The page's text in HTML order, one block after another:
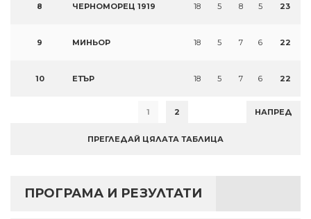
8 ЧЕРНОМОРЕЦ 1919 18 5 8 5 23
9 МИНЬОР 18 5 7 6 22
10 ЕТЪР 18 5 7 6 22
1 2 НАПРЕД
ПРЕГЛЕДАЙ ЦЯЛАТА ТАБЛИЦА
ПРОГРАМА И РЕЗУЛТАТИ